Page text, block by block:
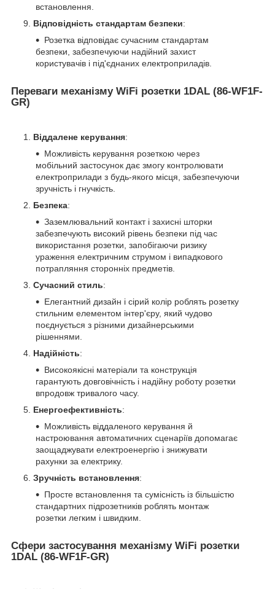
встановлення.
Відповідність стандартам безпеки:
Розетка відповідає сучасним стандартам
безпеки, забезпечуючи надійний захист
користувачів і під'єднаних електроприладів.
Переваги механізму WiFi розетки 1DAL (86-WF1F-
GR)
Віддалене керування:
Можливість керування розеткою через
мобільний застосунок дає змогу контролювати
електроприлади з будь-якого місця, забезпечуючи
зручність і гнучкість.
Безпека:
Заземлювальний контакт і захисні шторки
забезпечують високий рівень безпеки під час
використання розетки, запобігаючи ризику
ураження електричним струмом і випадкового
потрапляння сторонніх предметів.
Сучасний стиль:
Елегантний дизайн і сірий колір роблять розетку
стильним елементом інтер'єру, який чудово
поєднується з різними дизайнерськими
рішеннями.
Надійність:
Високоякісні матеріали та конструкція
гарантують довговічність і надійну роботу розетки
впродовж тривалого часу.
Енергоефективність:
Можливість віддаленого керування й
настроювання автоматичних сценаріїв допомагає
заощаджувати електроенергію і знижувати
рахунки за електрику.
Зручність встановлення:
Просте встановлення та сумісність із більшістю
стандартних підрозетників роблять монтаж
розетки легким і швидким.
Сфери застосування механізму WiFi розетки
1DAL (86-WF1F-GR)